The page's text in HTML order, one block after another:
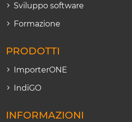
Sviluppo software
Formazione
PRODOTTI
ImporterONE
IndiGO
INFORMAZIONI